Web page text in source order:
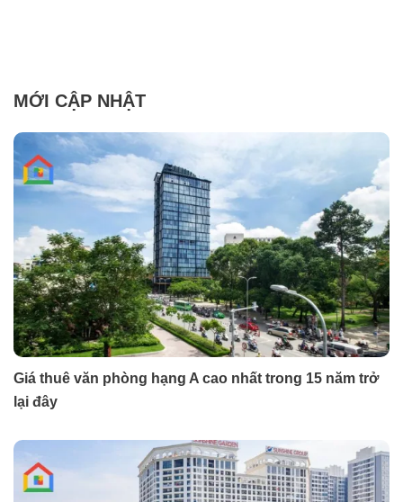
MỚI CẬP NHẬT
Giá thuê văn phòng hạng A cao nhất trong 15 năm trở
lại đây